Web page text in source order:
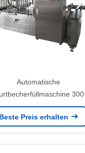
Automatische
Stück/h Temperatur 0-
Beste Preis erhalten